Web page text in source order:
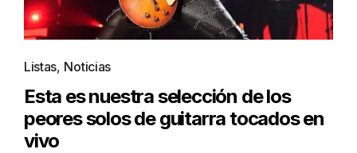
Listas, Noticias
Esta es nuestra selección de los
peores solos de guitarra tocados en
vivo